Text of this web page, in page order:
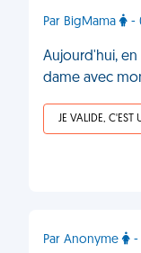
Par BigMama -
Aujourd'hui,
dame avec
JE VALIDE, C'EST
Par Anonyme -